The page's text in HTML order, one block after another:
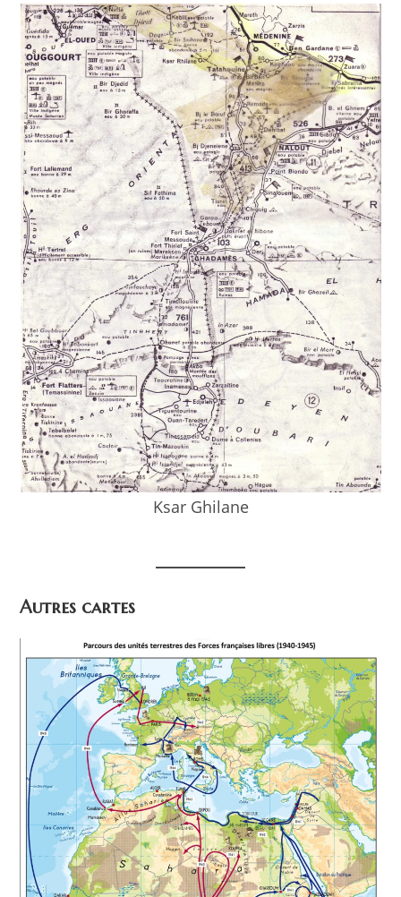
Ksar Ghilane
Autres cartes